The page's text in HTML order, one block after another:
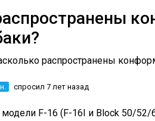
распространены
спросил 7 лет назад
модели F-16 (F-16I и Block 50/